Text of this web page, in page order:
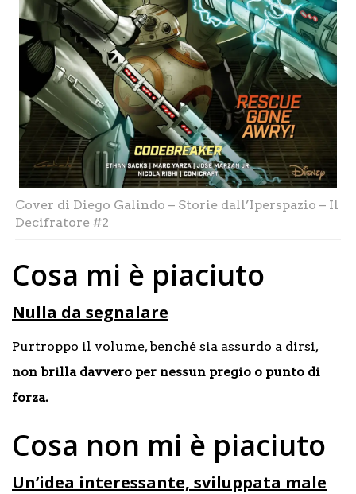
Cover di Diego Galindo – Storie dall’Iperspazio – Il
Decifratore #2
Cosa mi è piaciuto
Nulla da segnalare
Purtroppo il volume, benché sia assurdo a dirsi,
non brilla davvero per nessun pregio o punto di
forza.
Cosa non mi è piaciuto
Un’idea interessante, sviluppata male